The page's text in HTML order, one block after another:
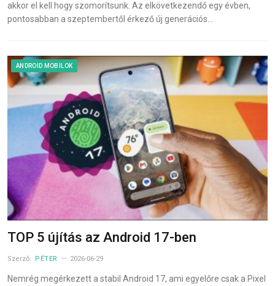
akkor el kell hogy szomorítsunk. Az elkövetkezendő egy évben,
pontosabban a szeptembertől érkező új generációs…
ANDROID MOBILOK
TOP 5 újítás az Android 17-ben
Szerző: PÉTER 2026-06-29
Nemrég megérkezett a stabil Android 17, ami egyelőre csak a Pixel